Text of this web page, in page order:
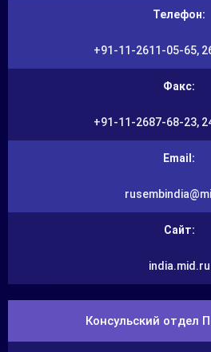
Телефон:
+91-11-2611-05-65,
Факс:
+91-11-2687-68-23,
Email:
Сайт:
india.mid.ru
Консульский отдел